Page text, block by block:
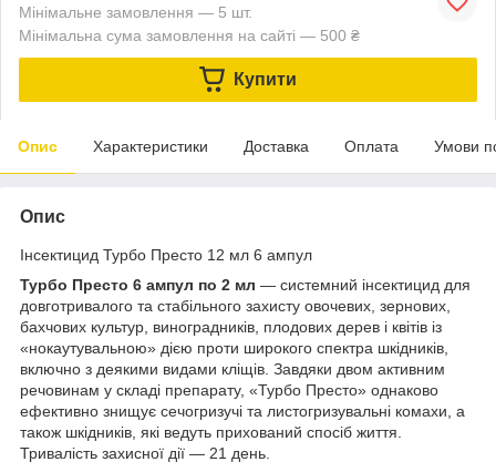
Мінімальне замовлення — 5 шт.
Мінімальна сума замовлення на сайті — 500 ₴
Купити
Опис Характеристики Доставка Оплата Умови
Опис
Інсектицид Турбо Престо 12 мл 6 ампул
Турбо Престо 6 ампул по 2 мл — системний інсектицид для
довготривалого та стабільного захисту овочевих, зернових,
бахчових культур, виноградників, плодових дерев і квітів із
«нокаутувальною» дією проти широкого спектра шкідників,
включно з деякими видами кліщів. Завдяки двом активним
речовинам у складі препарату, «Турбо Престо» однаково
ефективно знищує сечогризучі та листогризувальні комахи, а
також шкідників, які ведуть прихований спосіб життя.
Тривалість захисної дії — 21 день.